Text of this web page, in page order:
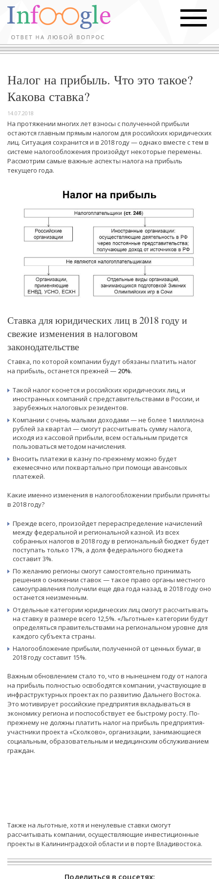
Налог на прибыль. Что это такое?
Какова ставка?
14.07.2018
На протяжении многих лет взносы с полученной прибыли
остаются главным прямым налогом для российских юридических
лиц. Ситуация сохранится и в 2018 году — однако вместе с тем в
системе налогообложения произойдут некоторые перемены.
Рассмотрим самые важные аспекты налога на прибыль
текущего года.
Ставка для юридических лиц в 2018 году и
свежие изменения в налоговом
законодательстве
Ставка, по которой компании будут обязаны платить налог
на прибыль, останется прежней — 20%.
Такой налог коснется и российских юридических лиц, и
иностранных компаний с представительствами в России, и
зарубежных налоговых резидентов.
Компании с очень малыми доходами — не более 1 миллиона
рублей за квартал — смогут рассчитывать сумму налога,
исходя из кассовой прибыли, всем остальным придется
пользоваться методом начисления.
Вносить платежи в казну по-прежнему можно будет
ежемесячно или поквартально при помощи авансовых
платежей.
Какие именно изменения в налогообложении прибыли приняты
в 2018 году?
Прежде всего, произойдет перераспределение начислений
между федеральной и региональной казной. Из всех
собранных налогов в 2018 году в региональный бюджет будет
поступать только 17%, а доля федерального бюджета
составит 3%.
По желанию регионы смогут самостоятельно принимать
решения о снижении ставок — такое право органы местного
самоуправления получили еще два года назад, в 2018 году оно
останется неизменным.
Отдельные категории юридических лиц смогут рассчитывать
на ставку в размере всего 12,5%. «Льготные» категории будут
определяться правительствами на региональном уровне для
каждого субъекта страны.
Налогообложение прибыли, полученной от ценных бумаг, в
2018 году составит 15%.
Важным обновлением стало то, что в нынешнем году от налога
на прибыль полностью освободятся компании, участвующие в
инфраструктурных проектах по развитию Дальнего Востока.
Это мотивирует российские предприятия вкладываться в
экономику региона и поспособствует ее быстрому росту. По-
прежнему не должны платить налог на прибыль предприятия-
участники проекта «Сколково», организации, занимающиеся
социальным, образовательным и медицинским обслуживанием
граждан.
Также на льготные, хотя и ненулевые ставки смогут
рассчитывать компании, осуществляющие инвестиционные
проекты в Калининградской области и в порте Владивостока.
Поделиться в соцсетях: